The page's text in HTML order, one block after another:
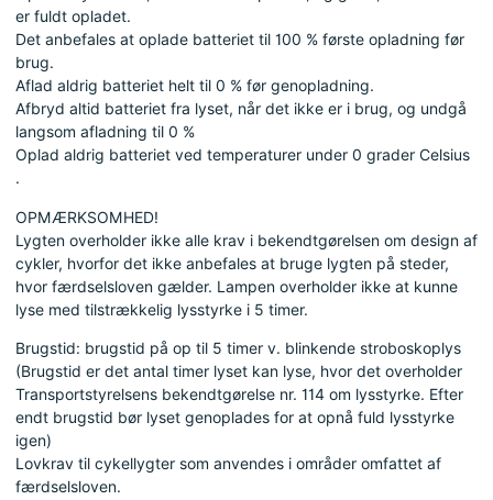
er fuldt opladet.
Det anbefales at oplade batteriet til 100 % første opladning før
brug.
Aflad aldrig batteriet helt til 0 % før genopladning.
Afbryd altid batteriet fra lyset, når det ikke er i brug, og undgå
langsom afladning til 0 %
Oplad aldrig batteriet ved temperaturer under 0 grader Celsius
.
OPMÆRKSOMHED!
Lygten overholder ikke alle krav i bekendtgørelsen om design af
cykler, hvorfor det ikke anbefales at bruge lygten på steder,
hvor færdselsloven gælder. Lampen overholder ikke at kunne
lyse med tilstrækkelig lysstyrke i 5 timer.
Brugstid: brugstid på op til 5 timer v. blinkende stroboskoplys
(Brugstid er det antal timer lyset kan lyse, hvor det overholder
Transportstyrelsens bekendtgørelse nr. 114 om lysstyrke. Efter
endt brugstid bør lyset genoplades for at opnå fuld lysstyrke
igen)
Lovkrav til cykellygter som anvendes i områder omfattet af
færdselsloven.